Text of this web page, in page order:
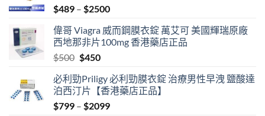
$489 – $2500Price
$489
through
偉哥 Viagra 威而鋼膜衣錠 萬艾可 美國輝瑞原廠
西地那非片100mg 香港藥店正品
$500 Original
was:
$500.
$450Current
is:
$450.
必利勁Priligy 必利勁膜衣錠 治療男性早洩 鹽酸達
泊西汀片【香港藥店正品】
$799 – $2099Price